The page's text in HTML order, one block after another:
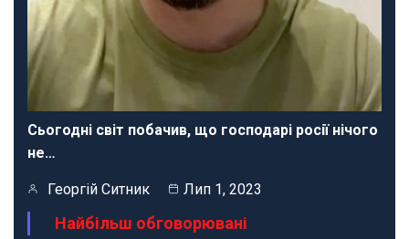
Сьогодні світ побачив, що господарі росії нічого
не…
Георгій Ситник Лип 1, 2023
Найбільш обговорювані